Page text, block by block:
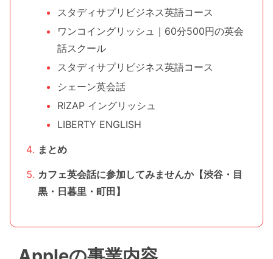
スタディサプリビジネス英語コース
ワンコイングリッシュ｜60分500円の英会
話スクール
スタディサプリビジネス英語コース
シェーン英会話
RIZAP イングリッシュ
LIBERTY ENGLISH
まとめ
カフェ英会話に参加してみませんか【渋谷・目
黒・日暮里・町田】